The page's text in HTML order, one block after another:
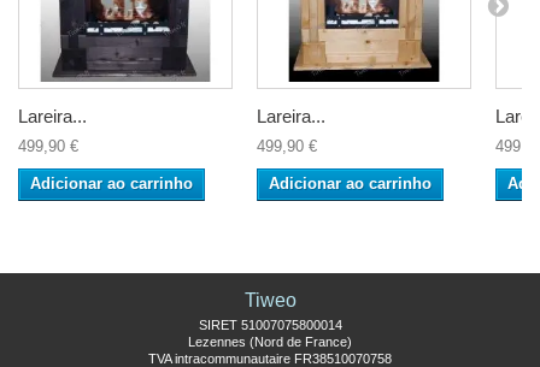
Lareira...
499,90 €
Adicionar ao carrinho
Lareira...
499,90 €
Adicionar ao carrinho
Tiweo
SIRET 51007075800014
Lezennes (Nord de France)
TVA intracommunautaire FR38510070758